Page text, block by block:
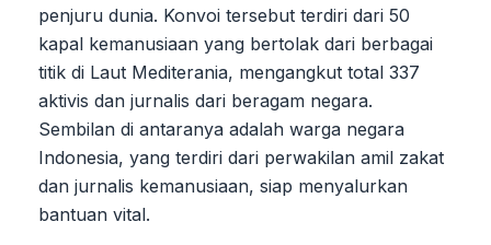
penjuru dunia. Konvoi tersebut terdiri dari 50
kapal kemanusiaan yang bertolak dari berbagai
titik di Laut Mediterania, mengangkut total 337
aktivis dan jurnalis dari beragam negara.
Sembilan di antaranya adalah warga negara
Indonesia, yang terdiri dari perwakilan amil zakat
dan jurnalis kemanusiaan, siap menyalurkan
bantuan vital.